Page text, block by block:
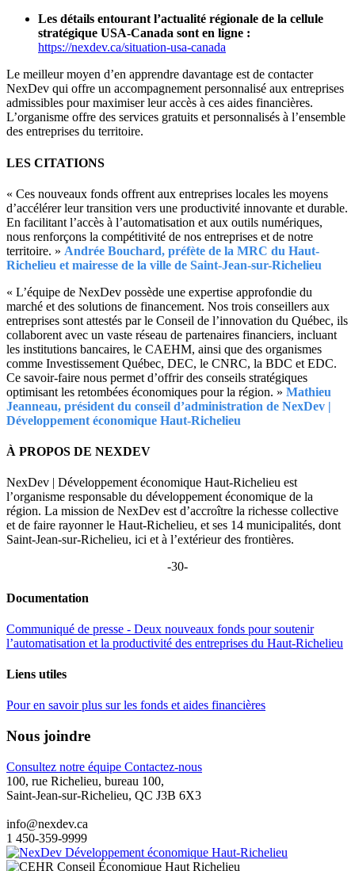
Les détails entourant l’actualité régionale de la cellule
stratégique USA-Canada sont en ligne :
https://nexdev.ca/situation-usa-canada
Le meilleur moyen d’en apprendre davantage est de contacter
NexDev qui offre un accompagnement personnalisé aux entreprises
admissibles pour maximiser leur accès à ces aides financières.
L’organisme offre des services gratuits et personnalisés à l’ensemble
des entreprises du territoire.
LES CITATIONS
« Ces nouveaux fonds offrent aux entreprises locales les moyens
d’accélérer leur transition vers une productivité innovante et durable.
En facilitant l’accès à l’automatisation et aux outils numériques,
nous renforçons la compétitivité de nos entreprises et de notre
territoire. » Andrée Bouchard, préfète de la MRC du Haut-
Richelieu et mairesse de la ville de Saint-Jean-sur-Richelieu
« L’équipe de NexDev possède une expertise approfondie du
marché et des solutions de financement. Nos trois conseillers aux
entreprises sont attestés par le Conseil de l’innovation du Québec, ils
collaborent avec un vaste réseau de partenaires financiers, incluant
les institutions bancaires, le CAEHM, ainsi que des organismes
comme Investissement Québec, DEC, le CNRC, la BDC et EDC.
Ce savoir-faire nous permet d’offrir des conseils stratégiques
optimisant les retombées économiques pour la région. » Mathieu
Jeanneau, président du conseil d’administration de NexDev |
Développement économique Haut-Richelieu
À PROPOS DE NEXDEV
NexDev | Développement économique Haut-Richelieu est
l’organisme responsable du développement économique de la
région. La mission de NexDev est d’accroître la richesse collective
et de faire rayonner le Haut-Richelieu, et ses 14 municipalités, dont
Saint-Jean-sur-Richelieu, ici et à l’extérieur des frontières.
-30-
Documentation
Communiqué de presse - Deux nouveaux fonds pour soutenir
l’automatisation et la productivité des entreprises du Haut-Richelieu
Liens utiles
Pour en savoir plus sur les fonds et aides financières
Nous joindre
Consultez notre équipe Contactez-nous
100, rue Richelieu, bureau 100,
Saint-Jean-sur-Richelieu, QC J3B 6X3
info@nexdev.ca
1 450-359-9999